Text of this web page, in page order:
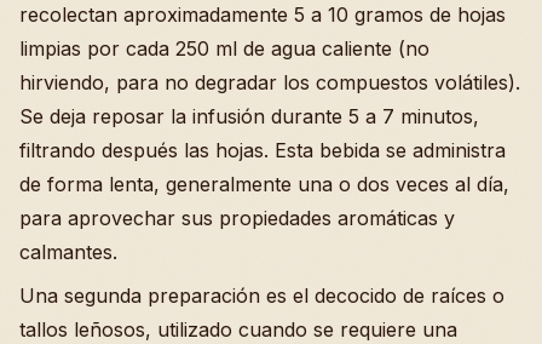
recolectan aproximadamente 5 a 10 gramos de hojas
limpias por cada 250 ml de agua caliente (no
hirviendo, para no degradar los compuestos volátiles).
Se deja reposar la infusión durante 5 a 7 minutos,
filtrando después las hojas. Esta bebida se administra
de forma lenta, generalmente una o dos veces al día,
para aprovechar sus propiedades aromáticas y
calmantes.
Una segunda preparación es el decocido de raíces o
tallos leñosos, utilizado cuando se requiere una